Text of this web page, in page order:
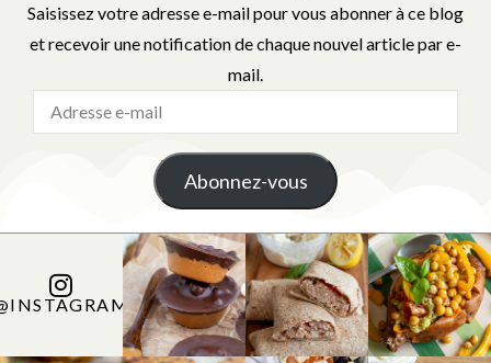
Saisissez votre adresse e-mail pour vous abonner à ce blog
et recevoir une notification de chaque nouvel article par e-
mail.
Abonnez-vous